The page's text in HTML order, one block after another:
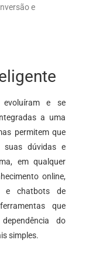
e
evoluíram e se
a uma
permitem que
suas dúvidas e
em qualquer
online,
e chatbots de
que
do
simples.